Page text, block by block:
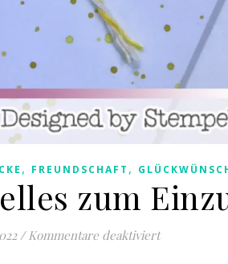
, FREUNDSCHAFT ,
zum
/ Kommentare deaktiviertfür Was